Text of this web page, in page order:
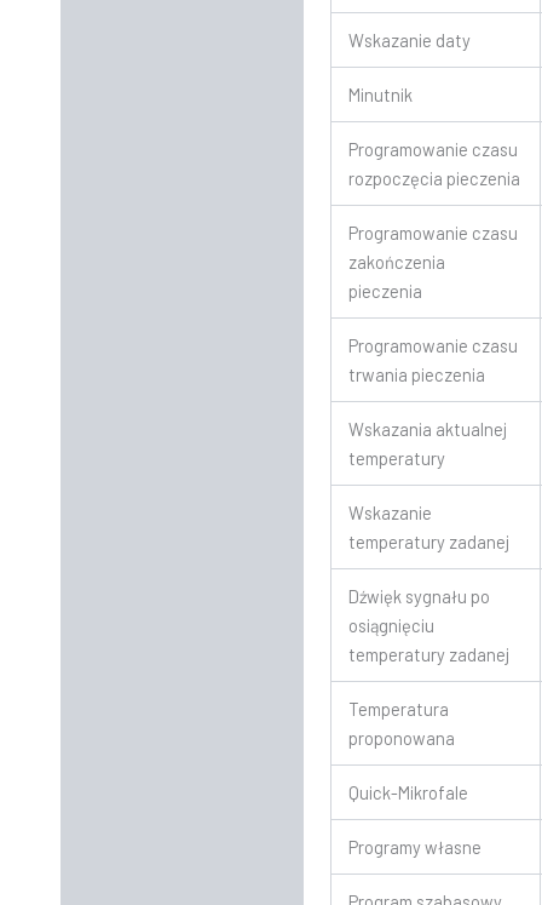
Wskazanie daty
Minutnik
Programowanie czasu
rozpoczęcia pieczenia
Programowanie czasu
zakończenia
pieczenia
Programowanie czasu
trwania pieczenia
Wskazania aktualnej
temperatury
Wskazanie
temperatury zadanej
Dźwięk sygnału po
osiągnięciu
temperatury zadanej
Temperatura
proponowana
Quick-Mikrofale
Programy własne